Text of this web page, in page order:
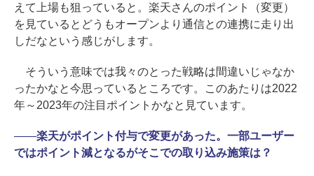
えて上場も狙っていると。楽天さんのポイント（変更）
を見ているとどうもオープンより通信との連携に走り出
しだなという感じがします。
そういう意味では我々のとった戦略は間違いじゃなか
ったかなと今思っているところです。このあたりは2022
年～2023年の注目ポイントかなと見ています。
――楽天がポイント付与で変更があった。一部ユーザー
ではポイント減となるがそこでの取り込み施策は？